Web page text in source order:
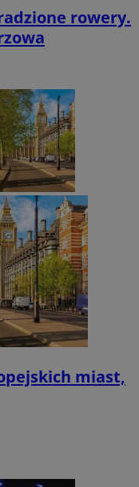
rowery.
miast,